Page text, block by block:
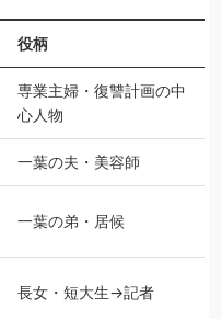
役柄
専業主婦・復讐計画の中
心人物
一葉の夫・美容師
一葉の弟・居候
長女・短大生→記者